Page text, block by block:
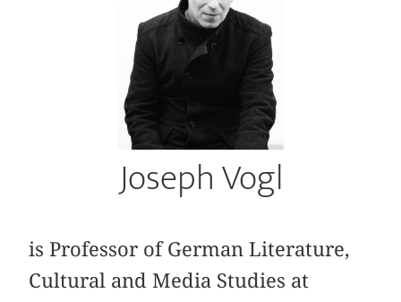
Joseph Vogl
is Professor of German Literature,
Cultural and Media Studies at